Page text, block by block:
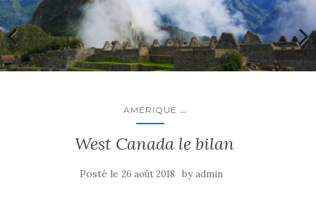
AMÉRIQUE ...
West Canada le bilan
Posté le 26 août 2018 byadmin